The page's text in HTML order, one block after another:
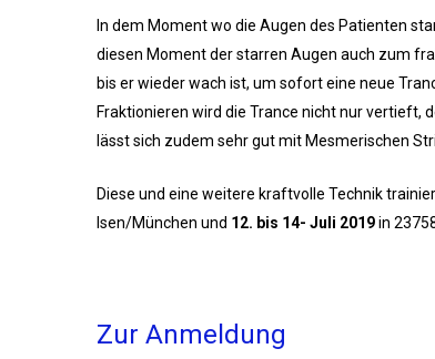
In dem Moment wo die Augen des Patienten
diesen Moment der starren Augen auch zum
bis er wieder wach ist, um sofort eine neue
Fraktionieren wird die Trance nicht nur vertieft,
lässt sich zudem sehr gut mit Mesmerischen
Diese und eine weitere kraftvolle Technik
Isen/München und 12. bis 14- Juli 2019in
Zur Anmeldung